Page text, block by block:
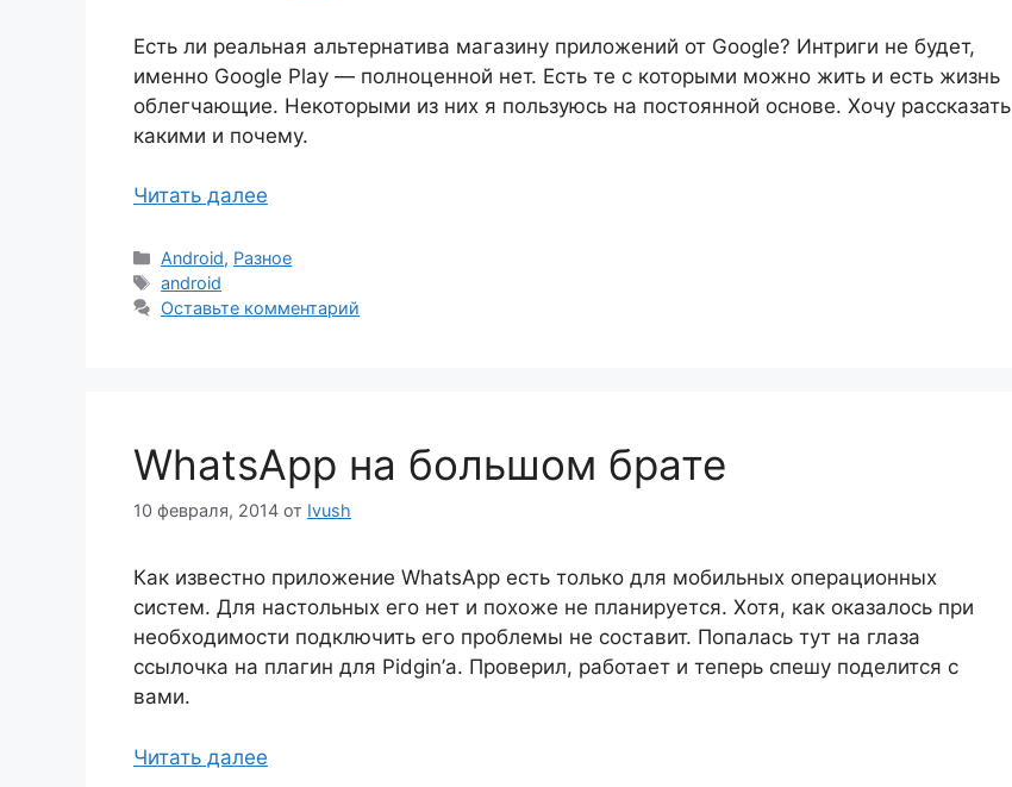
Есть ли реальная альтернатива магазину приложений от Google? Интриги не будет,
именно Google Play — полноценной нет. Есть те с которыми можно жить и есть жизнь
облегчающие. Некоторыми из них я пользуюсь на постоянной основе. Хочу рассказать
какими и почему.
Читать далее
Рубрики
Android, Разное
Метки
android
Оставьте комментарий
WhatsApp на большом брате
10 февраля, 2014 от Ivush
Как известно приложение WhatsApp есть только для мобильных операционных
систем. Для настольных его нет и похоже не планируется. Хотя, как оказалось при
необходимости подключить его проблемы не составит. Попалась тут на глаза
ссылочка на плагин для Pidgin’а. Проверил, работает и теперь спешу поделится с
вами.
Читать далее